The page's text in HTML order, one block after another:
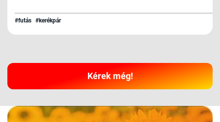
#futás #kerékpár
Kérek még!